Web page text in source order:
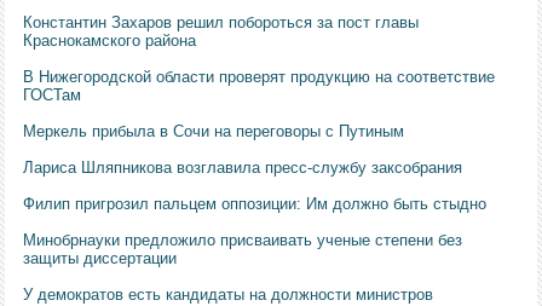
Константин Захаров решил побороться за пост главы
Краснокамского района
В Нижегородской области проверят продукцию на соответствие
ГОСТам
Меркель прибыла в Сочи на переговоры с Путиным
Лариса Шляпникова возглавила пресс-службу заксобрания
Филип пригрозил пальцем оппозиции: Им должно быть стыдно
Минобрнауки предложило присваивать ученые степени без
защиты диссертации
У демократов есть кандидаты на должности министров